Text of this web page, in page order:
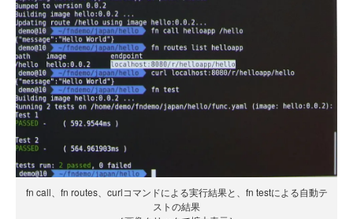
fn call、fn routes、curlコマンドによる実行結果と、fn testによる自動テ
ストの結果